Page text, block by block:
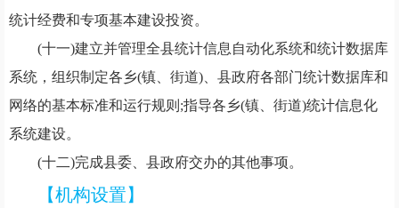
统计经费和专项基本建设投资。
(十一)建立并管理全县统计信息自动化系统和统计数据库
系统，组织制定各乡(镇、街道)、县政府各部门统计数据库和
网络的基本标准和运行规则;指导各乡(镇、街道)统计信息化
系统建设。
(十二)完成县委、县政府交办的其他事项。
【机构设置】